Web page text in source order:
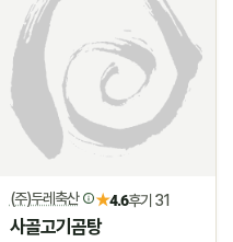
(주)두레축산 ★4.6후기 31
사골고기곰탕